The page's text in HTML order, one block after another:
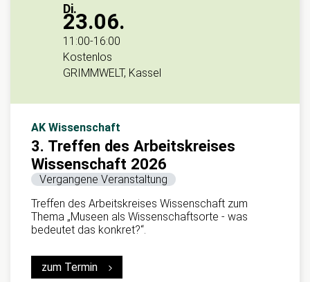
Di.
23.06.
11:00-16:00
Kostenlos
GRIMMWELT, Kassel
AK Wissenschaft
3. Treffen des Arbeitskreises
Wissenschaft 2026
Vergangene Veranstaltung
Treffen des Arbeitskreises Wissenschaft zum
Thema „Museen als Wissenschaftsorte - was
bedeutet das konkret?“.
zum Termin